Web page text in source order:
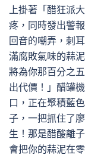
上掛著「醋狂派
疼，同時發出警
回音的嘲弄，刺
滿腐敗氣味的蒜
將為你那百分之
出代價！」醋罐
口，正在聚積藍
子，一把抓住了
生！那是醋酸離
會把你的蒜泥在